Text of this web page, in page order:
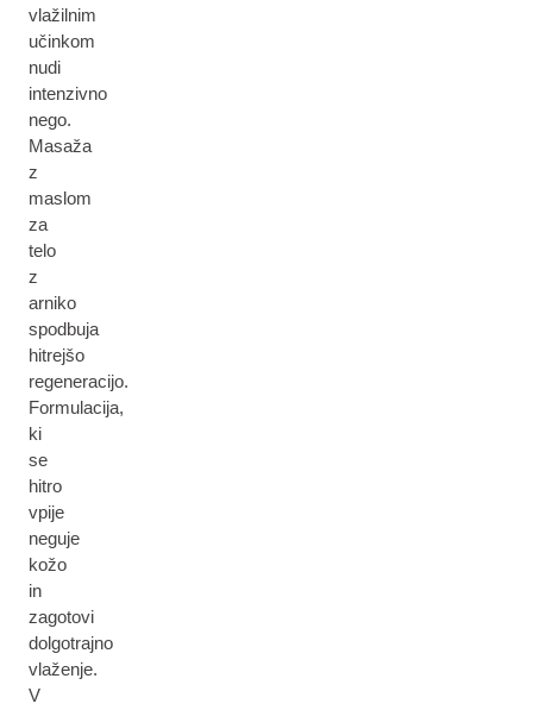
vlažilnim
učinkom
nudi
intenzivno
nego.
Masaža
z
maslom
za
telo
z
arniko
spodbuja
hitrejšo
regeneracijo.
Formulacija,
ki
se
hitro
vpije
neguje
kožo
in
zagotovi
dolgotrajno
vlaženje.
V